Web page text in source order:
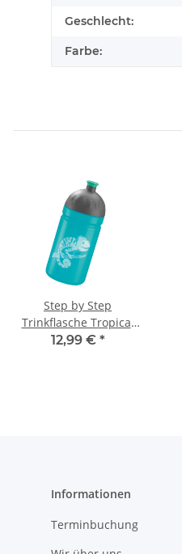
Geschlecht:
Farbe:
Step by Step
Trinkflasche Tropical
Chameleon
12,99 € *
Informationen
Terminbuchung